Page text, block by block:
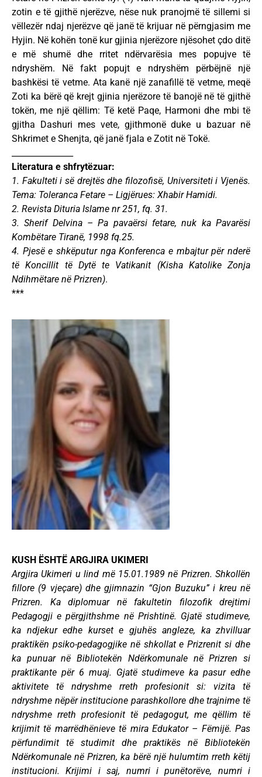
zotin e të gjithë njerëzve, nëse nuk pranojmë të sillemi si
vëllezër ndaj njerëzve që janë të krijuar në përngjasim me
Hyjin. Në kohën tonë kur gjinia njerëzore njësohet çdo ditë
e më shumë dhe rritet ndërvarësia mes popujve të
ndryshëm. Në fakt popujt e ndryshëm përbëjnë një
bashkësi të vetme. Ata kanë një zanafillë të vetme, meqë
Zoti ka bërë që krejt gjinia njerëzore të banojë në të gjithë
tokën, me një qëllim: Të ketë Paqe, Harmoni dhe mbi të
gjitha Dashuri mes vete, gjithmonë duke u bazuar në
Shkrimet e Shenjta, që janë fjala e Zotit në Tokë.
Literatura e shfrytëzuar:
1. Fakulteti i së drejtës dhe filozofisë, Universiteti i Vjenës.
Tema: Toleranca Fetare – Ligjërues: Xhabir Hamidi.
2. Revista Dituria Islame nr 251, fq. 31.
3. Sherif Delvina – Pa pavaërsi fetare, nuk ka Pavarësi
Kombëtare Tiranë, 1998 fq.25.
4. Pjesë e shkëputur nga Konferenca e mbajtur për nderë
të Koncillit të Dytë te Vatikanit (Kisha Katolike Zonja
Ndihmëtare në Prizren).
***
KUSH ËSHTË ARGJIRA UKIMERI
Argjira Ukimeri u lind më 15.01.1989 në Prizren. Shkollën
fillore (9 vjeçare) dhe gjimnazin “Gjon Buzuku” i kreu në
Prizren. Ka diplomuar në fakultetin filozofik drejtimi
Pedagogji e përgjithshme në Prishtinë. Gjatë studimeve,
ka ndjekur edhe kurset e gjuhës angleze, ka zhvilluar
praktikën psiko-pedagogjike në shkollat e Prizrenit si dhe
ka punuar në Bibliotekën Ndërkomunale në Prizren si
praktikante për 6 muaj. Gjatë studimeve ka pasur edhe
aktivitete të ndryshme rreth profesionit si: vizita të
ndryshme nëpër institucione parashkollore dhe trajnime të
ndryshme rreth profesionit të pedagogut, me qëllim të
krijimit të marrëdhënieve të mira Edukator – Fëmijë. Pas
përfundimit të studimit dhe praktikës në Bibliotekën
Ndërkomunale në Prizren, ka bërë një hulumtim rreth këtij
institucioni. Krijimi i saj, numri i punëtorëve, numri i